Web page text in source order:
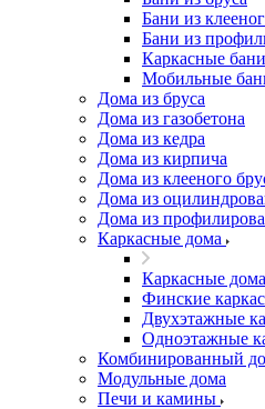
Бани из
Бани из
Каркасные бани
Мобильные
Дома из бруса
Дома из газобетона
Дома из кедра
Дома из кирпича
Дома из клееного
Дома из
Дома из
Каркасные дома
Каркасные дома
Финские
Двухэтажные
Одноэтажные
Комбинированный
Модульные дома
Печи и камины